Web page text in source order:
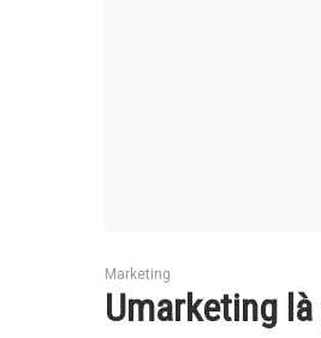
Marketing
Umarketing